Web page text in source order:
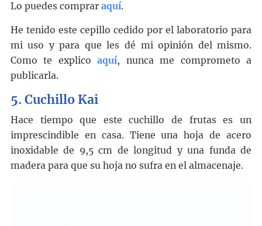
Lo puedes comprar aquí.
He tenido este cepillo cedido por el laboratorio para
mi uso y para que les dé mi opinión del mismo.
Como te explicoaquí, nunca me comprometo a
publicarla.
5. Cuchillo Kai
Hace tiempo que este cuchillo de frutas es un
imprescindible en casa. Tiene una hoja de acero
inoxidable de 9,5 cm de longitud y una funda de
madera para que su hoja no sufra en el almacenaje.